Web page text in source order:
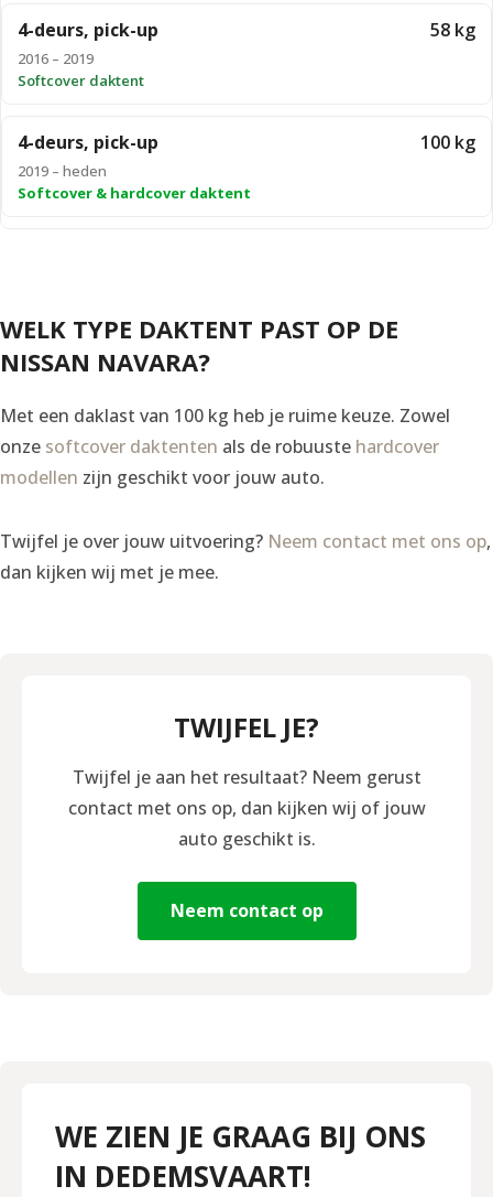
4-deurs, pick-up
2016 – 2019
58 kg
Softcover daktent
4-deurs, pick-up
2019 – heden
100 kg
Softcover & hardcover daktent
WELK TYPE DAKTENT PAST OP DE
NISSAN NAVARA?
Met een daklast van 100 kg heb je ruime keuze. Zowel
onze softcover daktenten als de robuuste hardcover
modellen zijn geschikt voor jouw auto.
Twijfel je over jouw uitvoering? Neem contact met ons op,
dan kijken wij met je mee.
TWIJFEL JE?
Twijfel je aan het resultaat? Neem gerust
contact met ons op, dan kijken wij of jouw
auto geschikt is.
Neem contact op
WE ZIEN JE GRAAG BIJ ONS
IN DEDEMSVAART!